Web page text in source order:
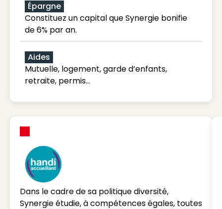
Épargne
Constituez un capital que Synergie bonifie
de 6% par an.
Aides
Mutuelle, logement, garde d’enfants,
retraite, permis…
Dans le cadre de sa politique diversité,
Synergie étudie, à compétences égales, toutes